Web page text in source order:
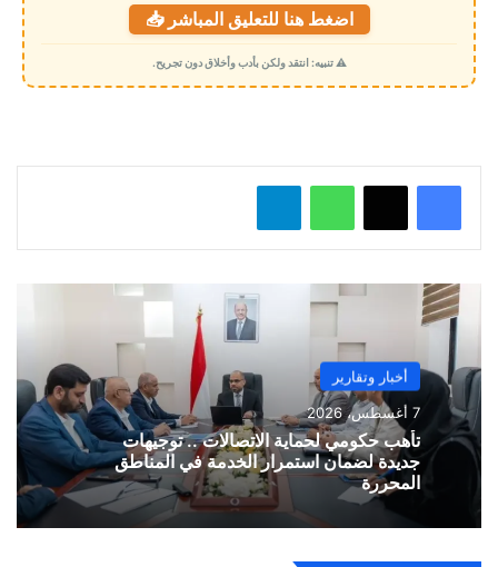
م
ي
اضغط هنا للتعليق المباشر 📥
⚠️ تنبيه: انتقد ولكن بأدب وأخلاق دون تجريح.
واتساب
أخبار وتقارير
7 أغسطس، 2026
تأهب حكومي لحماية الاتصالات .. توجيهات
جديدة لضمان استمرار الخدمة في المناطق
المحررة